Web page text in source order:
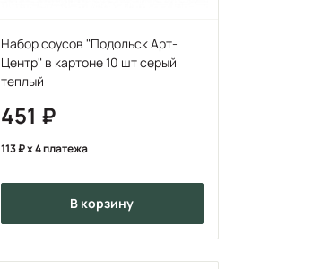
Набор соусов "Подольск Арт-
Центр" в картоне 10 шт серый
теплый
451
113 x 4 платежа
в корзину